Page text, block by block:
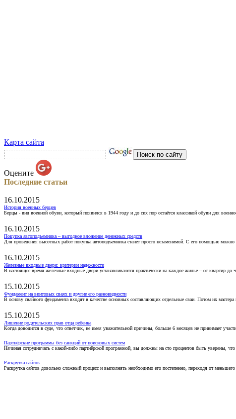
Карта сайта
Оцените
Последние статьи
16.10.2015
История военных берцев
Берцы - вид военной обуви, который появился в 1944 году и до сих пор остаётся классикой обуви для
16.10.2015
Покупка автоподъемника – выгодное вложение денежных средств
Для проведения высотных работ покупка автоподъемника станет просто незаменимой. С его помощью
16.10.2015
Железные входные двери: критерии надежности
В настоящее время железные входные двери устанавливаются практически на каждое жилье – от квартир до
15.10.2015
Фундамент на винтовых сваях и другие его разновидности
В основу свайного фундамента входят в качестве основных составляющих отдельные сваи. Потом их
15.10.2015
Лишение родительских прав отца ребенка
Когда доводится в суде, что ответчик, не имея уважительной причины, больше 6 месяцев не принимает
Партнёрские программы без санкций от поисковых систем
Начиная сотрудничать с какой-либо партнёрской программой, вы должны на сто процентов быть уверены,
Раскрутка сайтов
Раскрутка сайтов довольно сложный процесс и выполнять необходимо его постепенно, переходя от